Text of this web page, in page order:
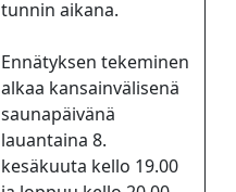
tunnin aikana.
Ennätyksen tekeminen
alkaa kansainvälisenä
saunapäivänä
lauantaina 8.
kesäkuuta kello 19.00